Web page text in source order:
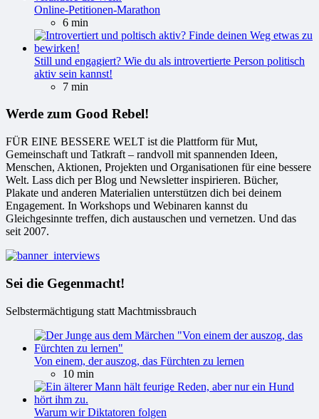
Online-Petitionen-Marathon
6 min
Still und engagiert? Wie du als introvertierte Person politisch
aktiv sein kannst!
7 min
Werde zum Good Rebel!
FÜR EINE BESSERE WELT ist die Plattform für Mut,
Gemeinschaft und Tatkraft – randvoll mit spannenden Ideen,
Menschen, Aktionen, Projekten und Organisationen für eine bessere
Welt. Lass dich per Blog und Newsletter inspirieren. Bücher,
Plakate und anderen Materialien unterstützen dich bei deinem
Engagement. In Workshops und Webinaren kannst du
Gleichgesinnte treffen, dich austauschen und vernetzen. Und das
seit 2007.
Sei die Gegenmacht!
Selbstermächtigung statt Machtmissbrauch
Von einem, der auszog, das Fürchten zu lernen
10 min
Warum wir Diktatoren folgen